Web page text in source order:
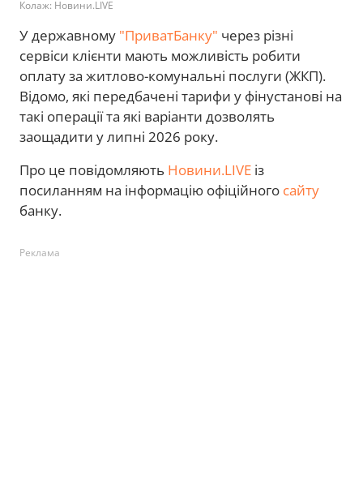
Колаж: Новини.LIVE
У державному "ПриватБанку" через різні
сервіси клієнти мають можливість робити
оплату за житлово-комунальні послуги (ЖКП).
Відомо, які передбачені тарифи у фінустанові на
такі операції та які варіанти дозволять
заощадити у липні 2026 року.
Про це повідомляють Новини.LIVE із
посиланням на інформацію офіційного сайту
банку.
Реклама